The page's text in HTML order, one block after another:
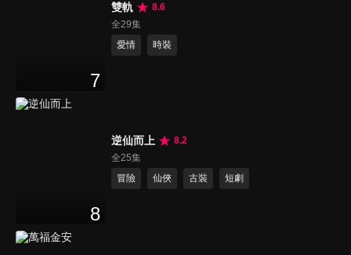
7
雙軌
8.6
全29集
愛情
時裝
8
逆仙而上
8.2
全25集
冒險
仙俠 古裝 短劇